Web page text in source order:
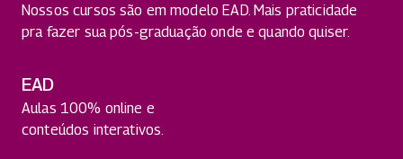
Nossos cursos são em modelo EAD. Mais praticidade
pra fazer sua pós-graduação onde e quando quiser.
EAD
Aulas 100% online e
conteúdos interativos.